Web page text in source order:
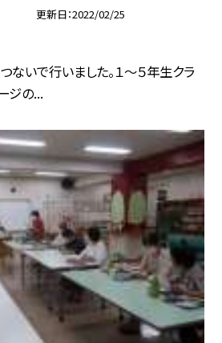
更新日 2022/02/25
ないで行いました。１〜５年生クラ
ジの...